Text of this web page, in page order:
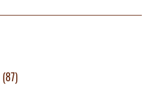
(87)